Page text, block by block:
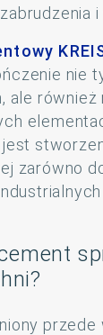
i
nie
ale również
zarówno
przede